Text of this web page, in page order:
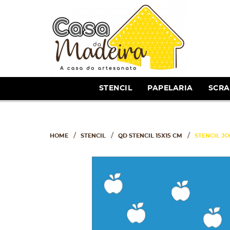
STENCIL PAPELARIA
HOME STENCIL QD STENCIL 15X15 CM STENCIL